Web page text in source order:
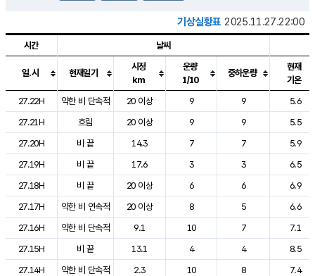
기상실황표 2025.11.27.22:00
도시별 기상실황표로 지점, 날씨, 기온, 강수, 바람, 기압등을 안내한 표입
시간 날씨
일.시 현재일기
시정
km
운량
1/10
중하운량
현재
기온
27.22H
약한 비 단속적 20 이상 9 9
5.6
27.21H
흐림 20 이상 9 9
5.5
27.20H
비 끝 14.3 7 7
5.9
27.19H
비 끝 17.6 3 3
6.5
27.18H
비 끝 20 이상 6 6
6.9
27.17H
약한 비 연속적 20 이상 8 5
6.6
27.16H
약한 비 단속적 9.1 10 7
7.1
27.15H
비 끝 13.1 4 4
8.5
27.14H
약한 비 단속적 2.3 10 8
7.4